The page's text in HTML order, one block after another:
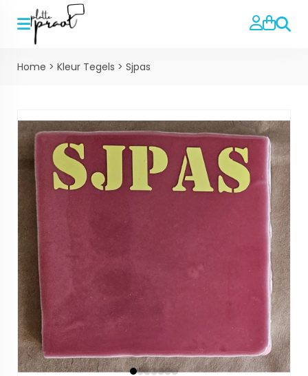
Home > Kleur Tegels > Sjpas